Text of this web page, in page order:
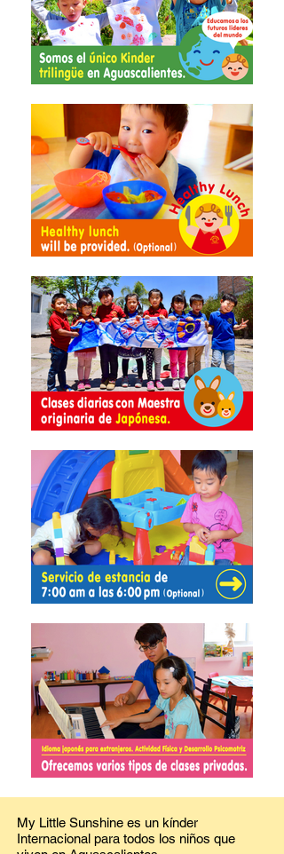
My Little Sunshine es un kínder
Internacional para todos los niños que